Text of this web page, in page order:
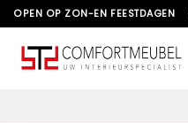
Skip
to
content
OPEN OP ZON-EN FEESTDAGEN